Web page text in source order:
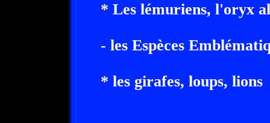
* Les lémuriens, l'oryx
- les Espèces
* les girafes, loups, lions